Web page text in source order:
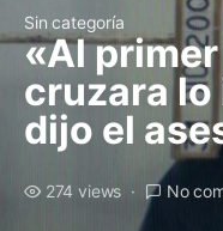
Sin categoría
«Al
cruzara lo
dijo el
274 views No